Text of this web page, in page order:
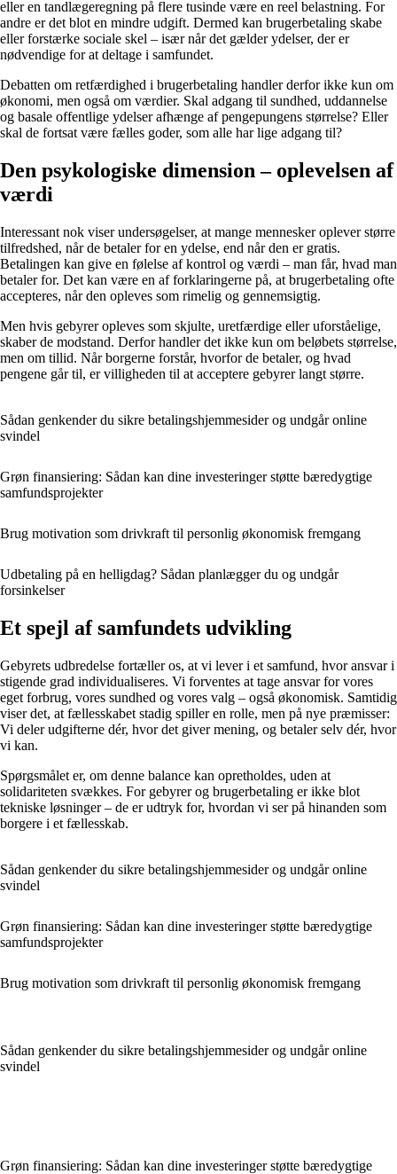
eller en tandlægeregning på flere tusinde være en reel belastning. For
andre er det blot en mindre udgift. Dermed kan brugerbetaling skabe
eller forstærke sociale skel – især når det gælder ydelser, der er
nødvendige for at deltage i samfundet.
Debatten om retfærdighed i brugerbetaling handler derfor ikke kun om
økonomi, men også om værdier. Skal adgang til sundhed, uddannelse
og basale offentlige ydelser afhænge af pengepungens størrelse? Eller
skal de fortsat være fælles goder, som alle har lige adgang til?
Den psykologiske dimension – oplevelsen af
værdi
Interessant nok viser undersøgelser, at mange mennesker oplever større
tilfredshed, når de betaler for en ydelse, end når den er gratis.
Betalingen kan give en følelse af kontrol og værdi – man får, hvad man
betaler for. Det kan være en af forklaringerne på, at brugerbetaling ofte
accepteres, når den opleves som rimelig og gennemsigtig.
Men hvis gebyrer opleves som skjulte, uretfærdige eller uforståelige,
skaber de modstand. Derfor handler det ikke kun om beløbets størrelse,
men om tillid. Når borgerne forstår, hvorfor de betaler, og hvad
pengene går til, er villigheden til at acceptere gebyrer langt større.
Sådan genkender du sikre betalingshjemmesider og undgår online
svindel
Grøn finansiering: Sådan kan dine investeringer støtte bæredygtige
samfundsprojekter
Brug motivation som drivkraft til personlig økonomisk fremgang
Udbetaling på en helligdag? Sådan planlægger du og undgår
forsinkelser
Et spejl af samfundets udvikling
Gebyrets udbredelse fortæller os, at vi lever i et samfund, hvor ansvar i
stigende grad individualiseres. Vi forventes at tage ansvar for vores
eget forbrug, vores sundhed og vores valg – også økonomisk. Samtidig
viser det, at fællesskabet stadig spiller en rolle, men på nye præmisser:
Vi deler udgifterne dér, hvor det giver mening, og betaler selv dér, hvor
vi kan.
Spørgsmålet er, om denne balance kan opretholdes, uden at
solidariteten svækkes. For gebyrer og brugerbetaling er ikke blot
tekniske løsninger – de er udtryk for, hvordan vi ser på hinanden som
borgere i et fællesskab.
Sådan genkender du sikre betalingshjemmesider og undgår online
svindel
Grøn finansiering: Sådan kan dine investeringer støtte bæredygtige
samfundsprojekter
Brug motivation som drivkraft til personlig økonomisk fremgang
Sådan genkender du sikre betalingshjemmesider og undgår online
svindel
Grøn finansiering: Sådan kan dine investeringer støtte bæredygtige